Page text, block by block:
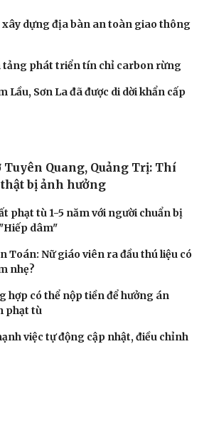
Podcast
Đọc truyện đêm khuya
có tác dụng gì? Sự thật có thể khiến
sức tái tạo dòng chữ “BÁC
Núi Nhón
tích trong vụ sạt lở tại xã Chế Tạo
xây dựng địa bàn an toàn giao thông
Lầu, Sơn La đã được di dời khẩn cấp